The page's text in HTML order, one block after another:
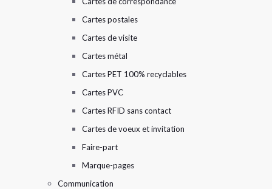
Cartes postales
Cartes de visite
Cartes métal
Cartes PET 100% recyclables
Cartes PVC
Cartes RFID sans contact
Cartes de voeux et invitation
Faire-part
Marque-pages
Communication